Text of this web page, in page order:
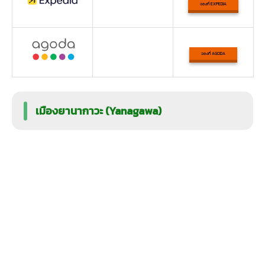
จองที่ EXPEDIA
จองที่ AGODA
เมืองยานากาวะ (Yanagawa)